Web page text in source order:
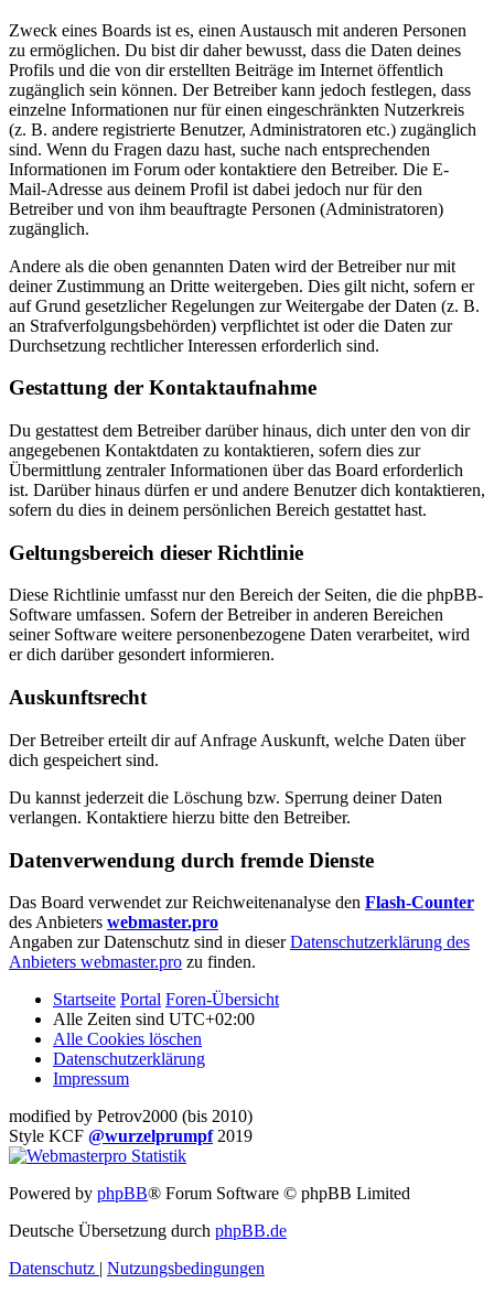
Zweck eines Boards ist es, einen Austausch mit anderen Personen
zu ermöglichen. Du bist dir daher bewusst, dass die Daten deines
Profils und die von dir erstellten Beiträge im Internet öffentlich
zugänglich sein können. Der Betreiber kann jedoch festlegen, dass
einzelne Informationen nur für einen eingeschränkten Nutzerkreis
(z. B. andere registrierte Benutzer, Administratoren etc.) zugänglich
sind. Wenn du Fragen dazu hast, suche nach entsprechenden
Informationen im Forum oder kontaktiere den Betreiber. Die E-
Mail-Adresse aus deinem Profil ist dabei jedoch nur für den
Betreiber und von ihm beauftragte Personen (Administratoren)
zugänglich.
Andere als die oben genannten Daten wird der Betreiber nur mit
deiner Zustimmung an Dritte weitergeben. Dies gilt nicht, sofern er
auf Grund gesetzlicher Regelungen zur Weitergabe der Daten (z. B.
an Strafverfolgungsbehörden) verpflichtet ist oder die Daten zur
Durchsetzung rechtlicher Interessen erforderlich sind.
Gestattung der Kontaktaufnahme
Du gestattest dem Betreiber darüber hinaus, dich unter den von dir
angegebenen Kontaktdaten zu kontaktieren, sofern dies zur
Übermittlung zentraler Informationen über das Board erforderlich
ist. Darüber hinaus dürfen er und andere Benutzer dich kontaktieren,
sofern du dies in deinem persönlichen Bereich gestattet hast.
Geltungsbereich dieser Richtlinie
Diese Richtlinie umfasst nur den Bereich der Seiten, die die phpBB-
Software umfassen. Sofern der Betreiber in anderen Bereichen
seiner Software weitere personenbezogene Daten verarbeitet, wird
er dich darüber gesondert informieren.
Auskunftsrecht
Der Betreiber erteilt dir auf Anfrage Auskunft, welche Daten über
dich gespeichert sind.
Du kannst jederzeit die Löschung bzw. Sperrung deiner Daten
verlangen. Kontaktiere hierzu bitte den Betreiber.
Datenverwendung durch fremde Dienste
Das Board verwendet zur Reichweitenanalyse den Flash-Counter
des Anbieters webmaster.pro
Angaben zur Datenschutz sind in dieserDatenschutzerklärung des
Anbieters webmaster.pro zu finden.
Startseite Portal Foren-Übersicht
Alle Zeiten sind UTC+02:00
Alle Cookies löschen
Datenschutzerklärung
Impressum
modified by Petrov2000 (bis 2010)
Style KCF @wurzelprumpf2019
Powered by phpBB® Forum Software © phpBB Limited
Deutsche Übersetzung durch phpBB.de
Datenschutz | Nutzungsbedingungen